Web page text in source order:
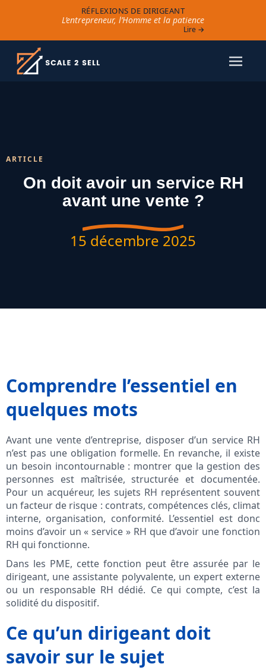
RÉFLEXIONS DE DIRIGEANT
L’entrepreneur, l’Homme et la patience
Lire →
ARTICLE
On doit avoir un service RH
avant une vente ?
15 décembre 2025
Comprendre l’essentiel en
quelques mots
Avant une vente d’entreprise, disposer d’un service RH
n’est pas une obligation formelle. En revanche, il existe
un besoin incontournable : montrer que la gestion des
personnes est maîtrisée, structurée et documentée.
Pour un acquéreur, les sujets RH représentent souvent
un facteur de risque : contrats, compétences clés, climat
interne, organisation, conformité. L’essentiel est donc
moins d’avoir un « service » RH que d’avoir une fonction
RH qui fonctionne.
Dans les PME, cette fonction peut être assurée par le
dirigeant, une assistante polyvalente, un expert externe
ou un responsable RH dédié. Ce qui compte, c’est la
solidité du dispositif.
Ce qu’un dirigeant doit
savoir sur le sujet